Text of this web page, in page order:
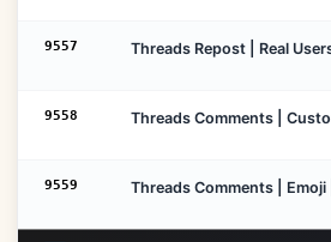
9557 Threads Repost | Real
9558 Threads Comments |
9559 Threads Comments |